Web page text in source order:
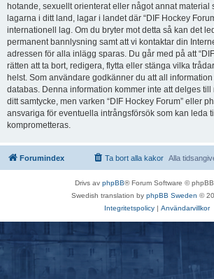
hotande, sexuellt orienterat eller något annat material
lagarna i ditt land, lagar i landet där “DIF Hockey
internationell lag. Om du bryter mot detta så kan det
permanent bannlysning samt att vi kontaktar din
adressen för alla inlägg sparas. Du går med på att
rätten att ta bort, redigera, flytta eller stänga vilka
helst. Som användare godkänner du att all
databas. Denna information kommer inte att delges
ditt samtycke, men varken “DIF Hockey Forum” eller
ansvariga för eventuella intrångsförsök som kan leda
komprometteras.
Forumindex Alla
Ta bort alla kakor
Drivs av phpBB® Forum Software ©
Swedish translation by phpBB Sweden ©
Integritetspolicy| Användarvillkor